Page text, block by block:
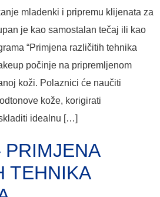
mladenki i pripremu klijenata za
je kao samostalan tečaj ili kao
“Primjena različitih tehnika
počinje na pripremljenom
koži. Polaznici će naučiti
kože, korigirati
idealnu […]
TEHNIKA